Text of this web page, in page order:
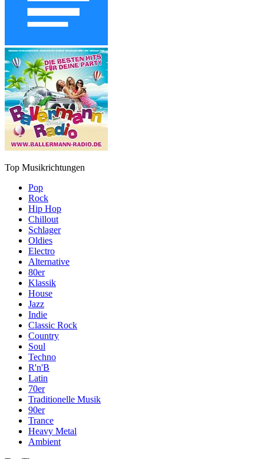
Top Musikrichtungen
Pop
Rock
Hip Hop
Chillout
Schlager
Oldies
Electro
Alternative
80er
Klassik
House
Jazz
Indie
Classic Rock
Country
Soul
Techno
R'n'B
Latin
70er
Traditionelle Musik
90er
Trance
Heavy Metal
Ambient